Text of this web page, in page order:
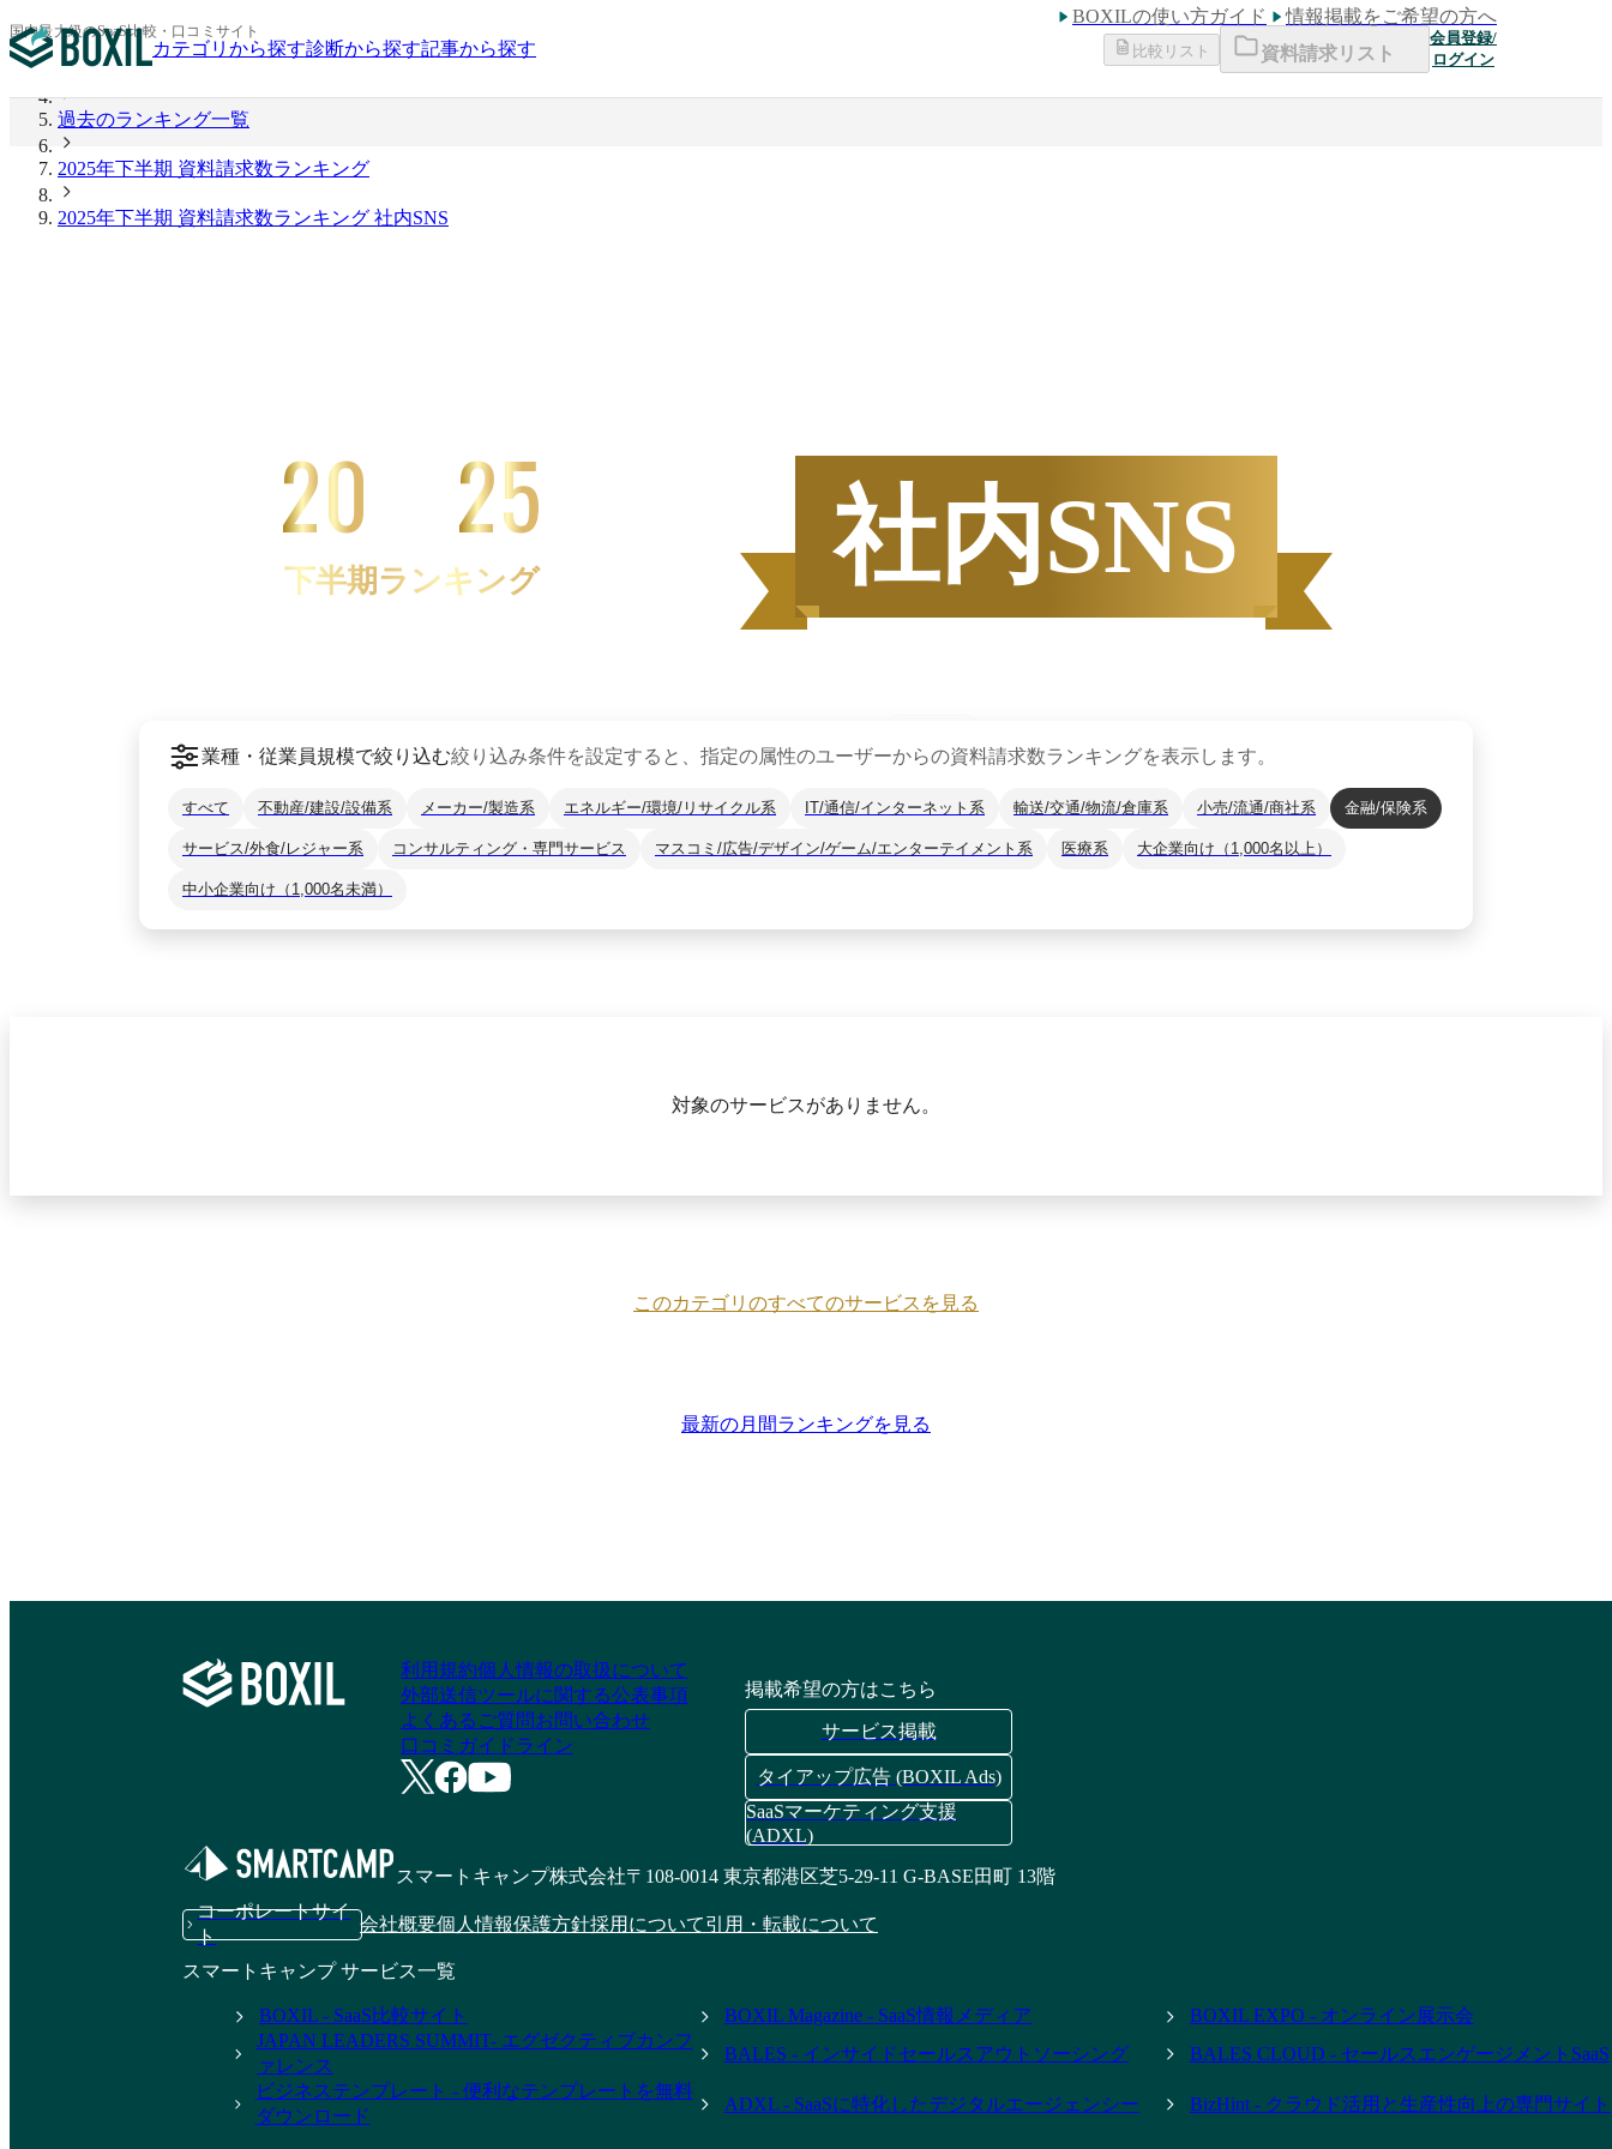
国内最大級のSaaS比較・口コミサイト
BOXILの使い方ガイド
情報掲載をご希望の方へ
カテゴリから探す診断から探す記事から探す 比較リスト 資料請求リスト
会員登録/
ログイン
BOXIL
2026年上半期 資料請求数ランキング
過去のランキング一覧
2025年下半期 資料請求数ランキング
2025年下半期 資料請求数ランキング 社内SNS
20 25
下半期ランキング 社内SNS
）にBOXILユーザーから資料請求されたサービスをもと
に、カテゴリ別ランキング*1*2をご紹介します。
※掲載している情報は 2026年1月14日 時点の情報です。
業種・従業員規模で絞り込む絞り込み条件を設定すると、指定の属性のユーザーからの資料請求数ランキングを表示します。
すべて 不動産/建設/設備系 メーカー/製造系 エネルギー/環境/リサイクル系 IT/通信/インターネット系 輸送/交通/物流/倉庫系 小売/流通/商社系 金融/保険系
サービス/外食/レジャー系 コンサルティング・専門サービス マスコミ/広告/デザイン/ゲーム/エンターテイメント系 医療系 大企業向け（1,000名以上）
中小企業向け（1,000名未満）
対象のサービスがありません。
このカテゴリのすべてのサービスを見る
最新の月間ランキングを見る
利用規約個人情報の取扱について
外部送信ツールに関する公表事項
よくあるご質問お問い合わせ
口コミガイドライン
掲載希望の方はこちら
サービス掲載
タイアップ広告 (BOXIL Ads)
SaaSマーケティング支援
(ADXL)
スマートキャンプ株式会社〒108-0014 東京都港区芝5-29-11 G-BASE田町 13階
コーポレートサイ
ト
会社概要個人情報保護方針採用について引用・転載について
スマートキャンプ サービス一覧
BOXIL - SaaS比較サイト BOXIL Magazine - SaaS情報メディア
BOXIL EXPO - オンライン展示会
JAPAN LEADERS SUMMIT- エグゼクティブカンフ
ァレンス
BALES - インサイドセールスアウトソーシング
BALES CLOUD - セールスエンゲージメントSaaS
ビジネステンプレート - 便利なテンプレートを無料
ダウンロード
ADXL - SaaSに特化したデジタルエージェンシー BizHint - クラウド活用と生産性向上の専門サイト